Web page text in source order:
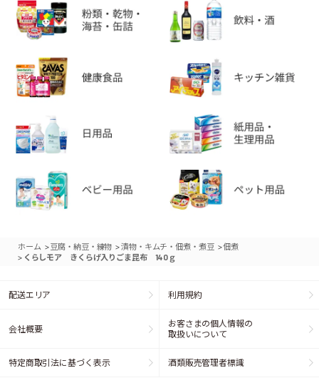
ホーム >豆腐・納豆・練物 >漬物・キムチ・佃煮・煮豆 >佃煮
> くらしモア きくらげ入りごま昆布 140ｇ
配送エリア 利用規約
会社概要
お客さまの個人情報の
取扱いについて
特定商取引法に基づく表示 酒類販売管理者標識